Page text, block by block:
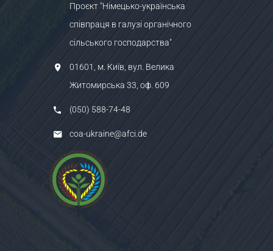
Проєкт "Німецько-українська
співпраця в галузі органічного
сільського господарства"
01601, м. Київ, вул. Велика
Житомирська 33, оф. 609
(050) 588-74-48
coa-ukraine@afci.de